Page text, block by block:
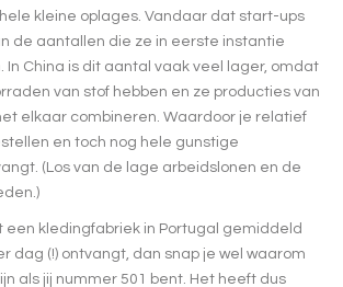
kleine oplages. Vandaar dat start-ups
de aantallen die ze in eerste instantie
In China is dit aantal vaak veel lager, omdat
van stof hebben en ze producties van
elkaar combineren. Waardoor je relatief
en toch nog hele gunstige
(Los van de lage arbeidslonen en de
een kledingfabriek in Portugal gemiddeld
dag (!) ontvangt, dan snap je wel waarom
als jij nummer 501 bent. Het heeft dus